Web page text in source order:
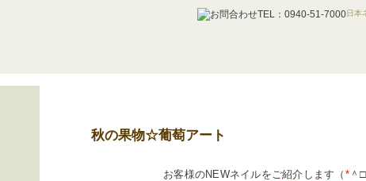
日本
秋の果物☆葡萄アート
お客様のNEWネイルをご紹介します（ * ＾